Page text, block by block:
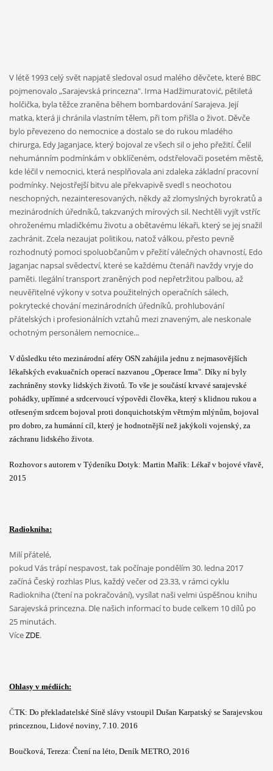
V létě 1993 celý svět napjatě sledoval osud malého děvčete, které BBC
pojmenovalo „Sarajevská princezna". Irma Hadžimuratović, pětiletá
holčička, byla těžce zraněna během bombardování Sarajeva. Její
matka, která ji chránila vlastním tělem, při tom přišla o život. Děvče
bylo převezeno do nemocnice a dostalo se do rukou mladého
chirurga, Edy Jaganjace, který bojoval ze všech sil o jeho přežití. Čelil
nehumánním podmínkám v obklíčeném, odstřelovači posetém městě,
kde léčil v nemocnici, která nesplňovala ani zdaleka základní pracovní
podmínky. Nejostřejší bitvu ale překvapivě svedl s neochotou
neschopných, nezainteresovaných, někdy až zlomyslných byrokratů a
mezinárodních úředníků, takzvaných mírových sil. Nechtěli vyjít vstříc
ohroženému mladičkému životu a obětavému lékaři, který se jej snažil
zachránit. Zcela nezaujat politikou, natož válkou, přesto pevně
rozhodnutý pomoci spoluobčanům v přežití válečných ohavností, Edo
Jaganjac napsal svědectví, které se každému čtenáři navždy vryje do
paměti. Ilegální transport zraněných pod nepřetržitou palbou, až
neuvěřitelné výkony v sotva použitelných operačních sálech,
pokrytecké chování mezinárodních úředníků, prohlubování
přátelských i profesionálních vztahů mezi znaveným, ale neskonale
ochotným personálem nemocnice...
V důsledku této mezinárodní aféry OSN zahájila jednu z nejmasovějších
lékařských evakuačních operací nazvanou „Operace Irma". Díky ní byly
zachráněny stovky lidských životů. To vše je součástí krvavé sarajevské
pohádky, upřímné a srdcervoucí výpovědi člověka, který s klidnou rukou a
otřeseným srdcem bojoval proti donquichotským větrným mlýnům, bojoval
pro dobro, za humánní cíl, který je hodnotnější než jakýkoli vojenský, za
záchranu lidského života.
Rozhovor s autorem v Týdeníku Dotyk: Martin Mařík: Lékař v bojové vřavě,
2015
Radiokniha:
Milí přátelé,
pokud Vás trápí nespavost, tak počínaje pondělím 30. ledna 2017
začíná Český rozhlas Plus, každý večer od 23.33, v rámci cyklu
Radiokniha (čtení na pokračování), vysílat naši velmi úspěšnou knihu
Sarajevská princezna. Dle našich informací to bude celkem 10 dílů po
25 minutách.
VíceZDE.
Ohlasy v médiích:
ČTK: Do překladatelské Síně slávy vstoupil Dušan Karpatský se Sarajevskou
princeznou, Lidové noviny, 7.10. 2016
Boučková, Tereza: Čtení na léto, Deník METRO, 2016